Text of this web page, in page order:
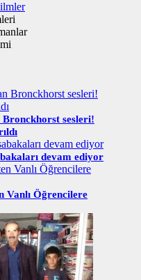
Bronckhorst sesleri!
devam ediyor
Vanlı Öğrencilere